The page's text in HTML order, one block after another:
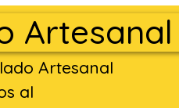
Artesanal
Artesanal
al